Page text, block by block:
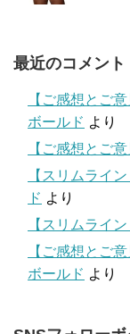
最近のコメント
【ご感想とご
ボールド より
【ご感想とご
【スリムライ
ド より
【スリムライ
【ご感想とご
ボールド より